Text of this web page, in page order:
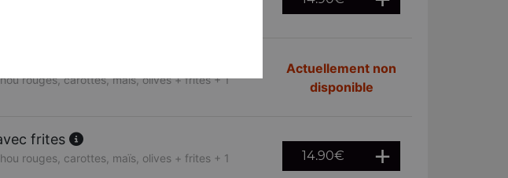
rouges, carottes, maïs, olives + frites + 1
Actuellement non
disponible
frites
rouges, carottes, maïs, olives + frites + 1
14.90€